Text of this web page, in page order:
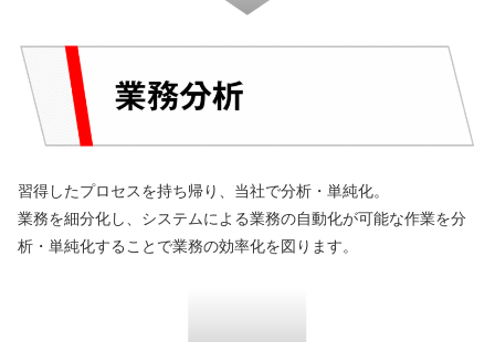
習得したプロセスを持ち帰り、当社で分析・単純化。
業務を細分化し、システムによる業務の自動化が可能な作業を分
析・単純化することで業務の効率化を図ります。